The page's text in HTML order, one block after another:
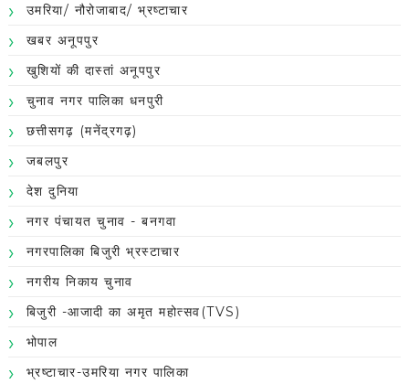
उमरिया/ नौरोजाबाद/ भ्रष्टाचार
खबर अनूपपुर
खुशियों की दास्तां अनूपपुर
चुनाव नगर पालिका धनपुरी
छत्तीसगढ़ (मनेंद्रगढ़)
जबलपुर
देश दुनिया
नगर पंचायत चुनाव - बनगवा
नगरपालिका बिजुरी भ्रस्टाचार
नगरीय निकाय चुनाव
बिजुरी -आजादी का अमृत महोत्सव(TVS)
भोपाल
भ्रष्टाचार-उमरिया नगर पालिका